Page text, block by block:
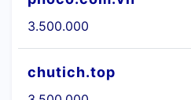
3.500.000
chutich.top